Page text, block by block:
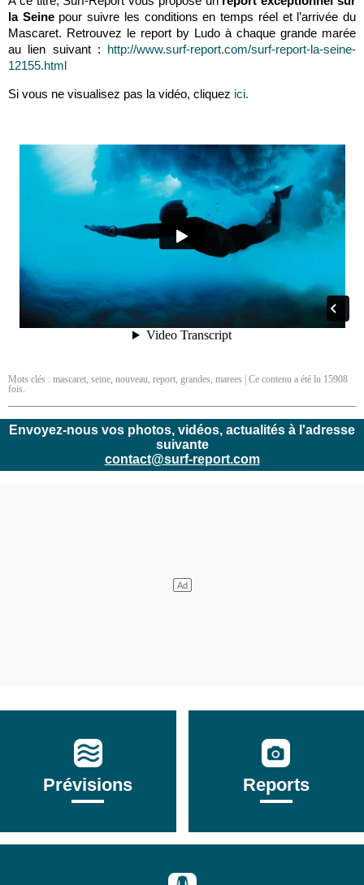
la Seinepour suivre les conditions en temps réel et l’arrivée du
Mascaret. Retrouvez le report by Ludo à chaque grande marée
au lien suivant : http://www.surf-report.com/surf-report-la-seine-
12155.html
Si vous ne visualisez pas la vidéo, cliquez ici.
Mots clés : mascaret, seine, nouveau, report, grandes, marees | Ce contenu a été lu 15908
fois.
Envoyez-nous vos photos, vidéos, actualités à l'adresse
suivante
contact@surf-report.com
Prévisions Reports